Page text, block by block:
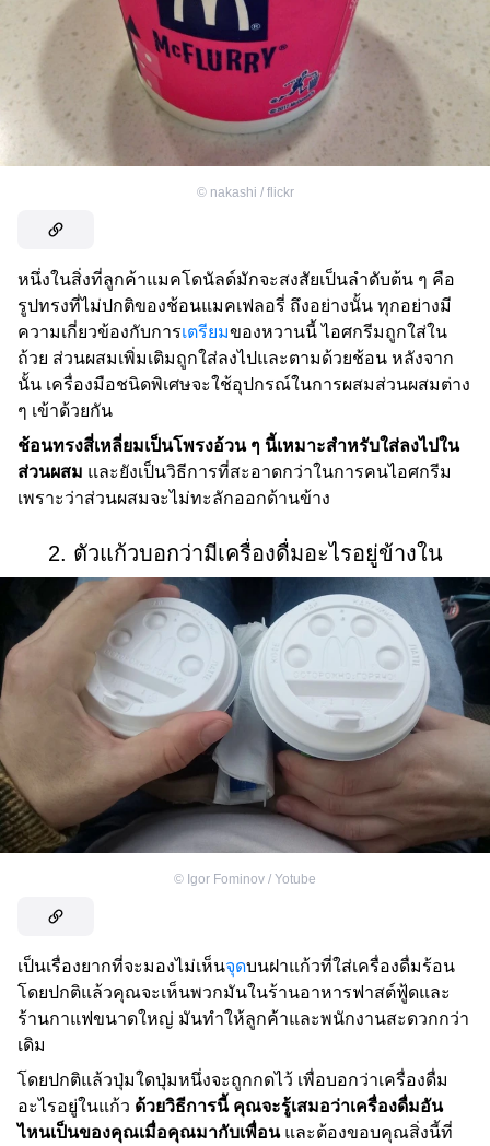
© nakashi / flickr
หนึ่งในสิ่งที่ลูกค้าแมคโดนัลด์มักจะสงสัยเป็นลำดับต้น ๆ คือ
รูปทรงที่ไม่ปกติของช้อนแมคเฟลอรี่ ถึงอย่างนั้น ทุกอย่างมี
ความเกี่ยวข้องกับการเตรียมของหวานนี้ ไอศกรีมถูกใส่ใน
ถ้วย ส่วนผสมเพิ่มเติมถูกใส่ลงไปและตามด้วยช้อน หลังจาก
นั้น เครื่องมือชนิดพิเศษจะใช้อุปกรณ์ในการผสมส่วนผสมต่าง
ๆ เข้าด้วยกัน
ช้อนทรงสี่เหลี่ยมเป็นโพรงอ้วน ๆ นี้เหมาะสำหรับใส่ลงไปใน
ส่วนผสม และยังเป็นวิธีการที่สะอาดกว่าในการคนไอศกรีม
เพราะว่าส่วนผสมจะไม่ทะลักออกด้านข้าง
2. ตัวแก้วบอกว่ามีเครื่องดื่มอะไรอยู่ข้างใน
© Igor Fominov / Yotube
เป็นเรื่องยากที่จะมองไม่เห็นจุดบนฝาแก้วที่ใส่เครื่องดื่มร้อน
โดยปกติแล้วคุณจะเห็นพวกมันในร้านอาหารฟาสต์ฟู้ดและ
ร้านกาแฟขนาดใหญ่ มันทำให้ลูกค้าและพนักงานสะดวกกว่า
เดิม
โดยปกติแล้วปุ่มใดปุ่มหนึ่งจะถูกกดไว้ เพื่อบอกว่าเครื่องดื่ม
อะไรอยู่ในแก้ว ด้วยวิธีการนี้ คุณจะรู้เสมอว่าเครื่องดื่มอัน
ไหนเป็นของคุณเมื่อคุณมากับเพื่อนและต้องขอบคุณสิ่งนี้ที่